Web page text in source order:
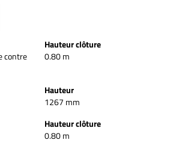
contre
Hauteur clôture
0.80 m
Hauteur
1267 mm
Hauteur clôture
0.80 m